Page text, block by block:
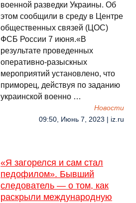
военной разведки Украины. Об
этом сообщили в среду в Центре
общественных связей (ЦОС)
ФСБ России 7 июня.«В
результате проведенных
оперативно-разыскных
мероприятий установлено, что
приморец, действуя по заданию
украинской военно …
Новости
09:50, Июнь 7, 2023 | iz.ru
«Я загорелся и сам стал
педофилом». Бывший
следователь — о том, как
раскрыли международную